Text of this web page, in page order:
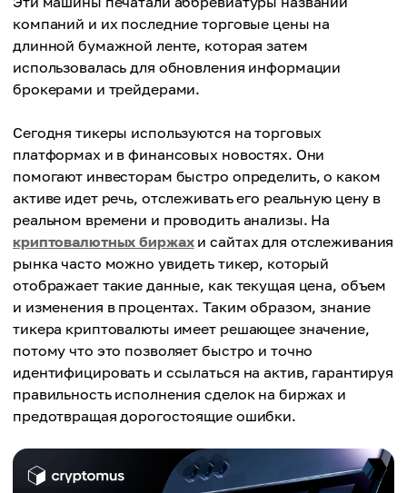
компаний и их последние торговые цены на
длинной бумажной ленте, которая затем
использовалась для обновления информации
брокерами и трейдерами.
Сегодня тикеры используются на торговых
платформах и в финансовых новостях. Они
помогают инвесторам быстро определить, о каком
активе идет речь, отслеживать его реальную цену в
реальном времени и проводить анализы. На
криптовалютных биржахи сайтах для отслеживания
рынка часто можно увидеть тикер, который
отображает такие данные, как текущая цена, объем
и изменения в процентах. Таким образом, знание
тикера криптовалюты имеет решающее значение,
потому что это позволяет быстро и точно
идентифицировать и ссылаться на актив, гарантируя
правильность исполнения сделок на биржах и
предотвращая дорогостоящие ошибки.